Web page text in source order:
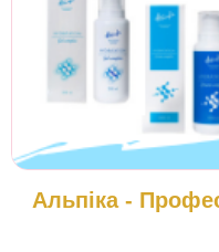
Альпіка -